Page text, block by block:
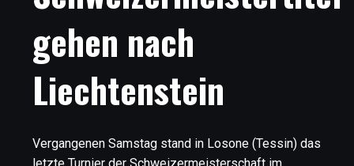
gehen nach
Liechtenstein
Vergangenen Samstag stand in Losone (Tessin) das